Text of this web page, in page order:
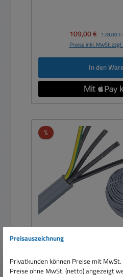
Verkaufspreis:
109,00 € Regulärer
128,00 €
Preise inkl. MwSt.
In den
%Rabatt
5pol Kabel Steuerleitung
Bund 100m
Preisauszeichnung
Privatkunden können Preise mit
Preise ohne MwSt. (netto) angezeigt